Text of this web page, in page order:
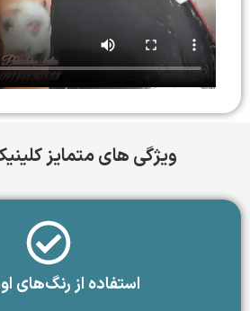
ویژگی های متمایز
استفاده از رنگ‌های